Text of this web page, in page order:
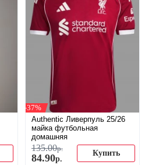
-37%
Authentic Ливерпуль 25/26
майка футбольная
домашняя
135.00р.
84.90р.
Купить